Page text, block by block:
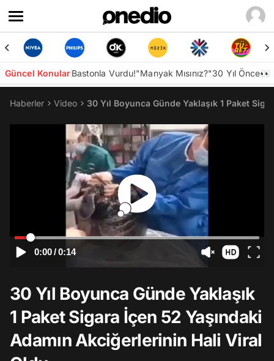
Güncel KonularBastonla Vurdu!"Manyak Mısınız?"30 Yıl Önce👀
Haberler Video 30 Yıl Boyunca Günde Yaklaşık 1 Paket
0:00/0:14
30 Yıl Boyunca Günde Yaklaşık
1 Paket Sigara İçen 52 Yaşındaki
Adamın Akciğerlerinin Hali Viral